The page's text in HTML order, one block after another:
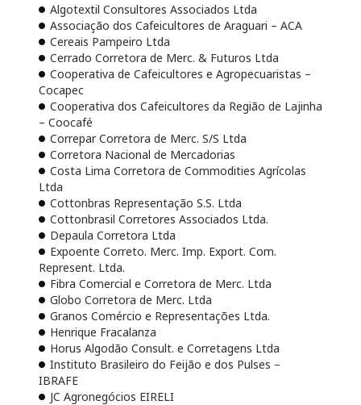
Algotextil Consultores Associados Ltda
Associação dos Cafeicultores de Araguari – ACA
Cereais Pampeiro Ltda
Cerrado Corretora de Merc. & Futuros Ltda
Cooperativa de Cafeicultores e Agropecuaristas –
Cocapec
Cooperativa dos Cafeicultores da Região de Lajinha
– Coocafé
Correpar Corretora de Merc. S/S Ltda
Corretora Nacional de Mercadorias
Costa Lima Corretora de Commodities Agrícolas
Ltda
Cottonbras Representação S.S. Ltda
Cottonbrasil Corretores Associados Ltda.
Depaula Corretora Ltda
Expoente Correto. Merc. Imp. Export. Com.
Represent. Ltda.
Fibra Comercial e Corretora de Merc. Ltda
Globo Corretora de Merc. Ltda
Granos Comércio e Representações Ltda.
Henrique Fracalanza
Horus Algodão Consult. e Corretagens Ltda
Instituto Brasileiro do Feijão e dos Pulses –
IBRAFE
JC Agronegócios EIRELI